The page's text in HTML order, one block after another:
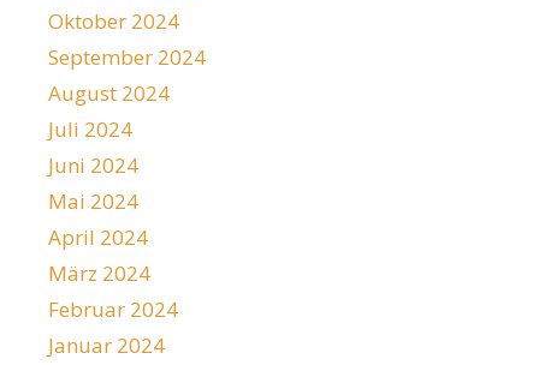
Oktober 2024
September 2024
August 2024
Juli 2024
Juni 2024
Mai 2024
April 2024
März 2024
Februar 2024
Januar 2024